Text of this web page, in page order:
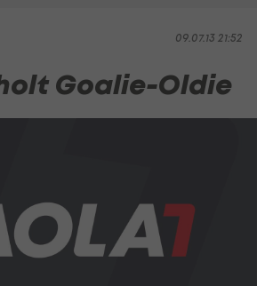
09.07.13 21:52
Goalie-Oldie